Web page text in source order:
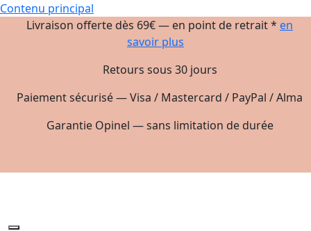
Contenu principal
Livraison offerte dès 69€ — en point de retrait * en
savoir plus
Retours sous 30 jours
Paiement sécurisé — Visa / Mastercard / PayPal / Alma
Garantie Opinel — sans limitation de durée